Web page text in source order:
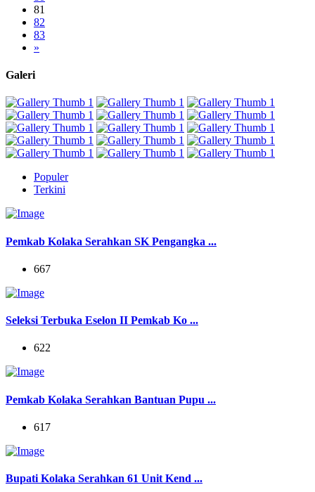
81
82
83
»
Galeri
Populer
Terkini
Pemkab Kolaka Serahkan SK Pengangka ...
667
Seleksi Terbuka Eselon II Pemkab Ko ...
622
Pemkab Kolaka Serahkan Bantuan Pupu ...
617
Bupati Kolaka Serahkan 61 Unit Kend ...